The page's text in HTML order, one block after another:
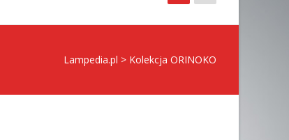
Lampedia.pl > Kolekcja ORINOKO